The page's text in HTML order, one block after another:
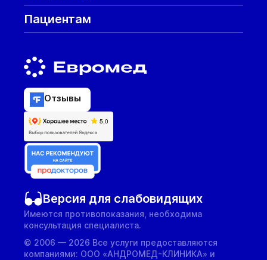
Пациентам
Отзывы
Версия для слабовидящих
Имеются противопоказания, необходима
консультация специалиста.
© 2006 — 2026 Все услуги предоставляются
компаниями: ООО «АНДРОМЕД-КЛИНИКА» и